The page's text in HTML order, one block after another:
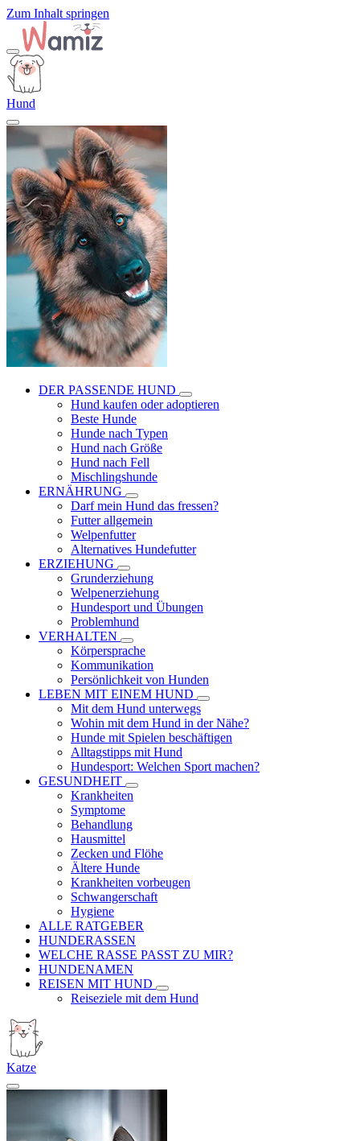
Zum Inhalt springen
Hund
DER PASSENDE HUND
Hund kaufen oder adoptieren
Beste Hunde
Hunde nach Typen
Hund nach Größe
Hund nach Fell
Mischlingshunde
ERNÄHRUNG
Darf mein Hund das fressen?
Futter allgemein
Welpenfutter
Alternatives Hundefutter
ERZIEHUNG
Grunderziehung
Welpenerziehung
Hundesport und Übungen
Problemhund
VERHALTEN
Körpersprache
Kommunikation
Persönlichkeit von Hunden
LEBEN MIT EINEM HUND
Mit dem Hund unterwegs
Wohin mit dem Hund in der Nähe?
Hunde mit Spielen beschäftigen
Alltagstipps mit Hund
Hundesport: Welchen Sport machen?
GESUNDHEIT
Krankheiten
Symptome
Behandlung
Hausmittel
Zecken und Flöhe
Ältere Hunde
Krankheiten vorbeugen
Schwangerschaft
Hygiene
ALLE RATGEBER
HUNDERASSEN
WELCHE RASSE PASST ZU MIR?
HUNDENAMEN
REISEN MIT HUND
Reiseziele mit dem Hund
Katze